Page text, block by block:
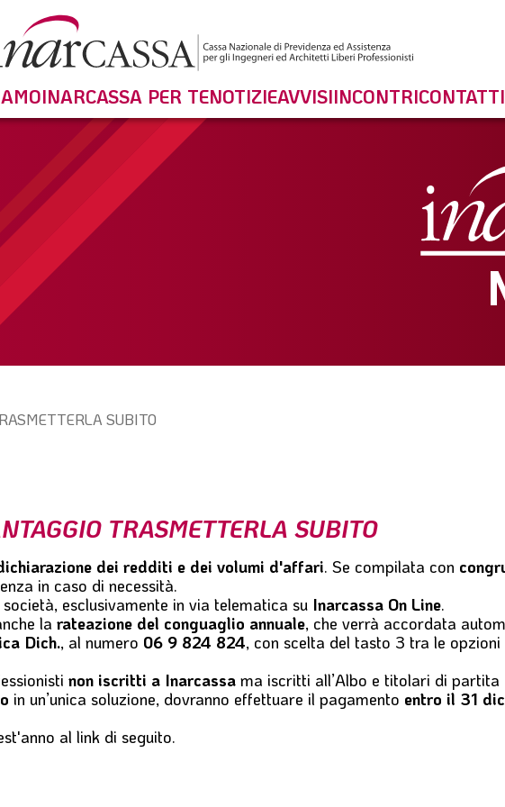
INARCASSA PER TENOTIZIEAVVISIINCONTRICONTATTI
SUBITO
TRASMETTERLA SUBITO
dei redditi e dei volumi d'affari. Se compilata con
in caso di necessità.
esclusivamente in via telematica su Inarcassa On Line.
la rateazione del conguaglio annuale, che verrà accordata
Dich., al numero 06 9 824 824, con scelta del tasto 3 tra le
non iscritti a Inarcassa ma iscritti all’Albo e titolari di partita
in un’unica soluzione, dovranno effettuare il pagamento entro il 31
al link di seguito.